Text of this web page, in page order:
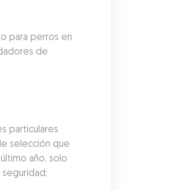
para perros en
de
particulares
selección que
año, solo